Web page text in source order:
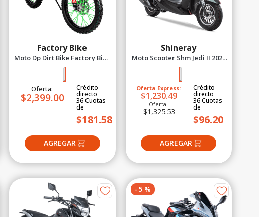
Factory Bike
Moto Dp Dirt Bike Factory Bike
Joker 250 Negro 2027
Oferta:
$2,399.00
Crédito
directo
36Cuotas
de
$181.58
Shineray
Moto Scooter Shm Jedi II 2027
Negro
Oferta Express:
$1,230.49
Oferta:
$1,325.53
Crédito
directo
36Cuotas
de
$96.20
-5%